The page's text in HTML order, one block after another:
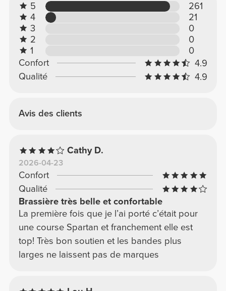
5
261
4
21
3
0
2
0
1
0
Confort
4.9
Qualité
4.9
Avis des clients
Cathy D.
2026-04-23
Confort
Qualité
Brassière très belle et confortable
La première fois que je l’ai porté c’était pour
une course Spartan et franchement elle est
top! Très bon soutien et les bandes plus
larges ne laissent pas de marques